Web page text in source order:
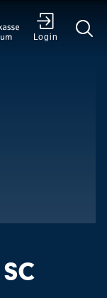
Login